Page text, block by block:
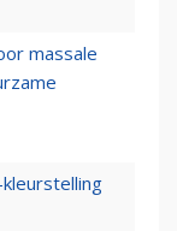
massale